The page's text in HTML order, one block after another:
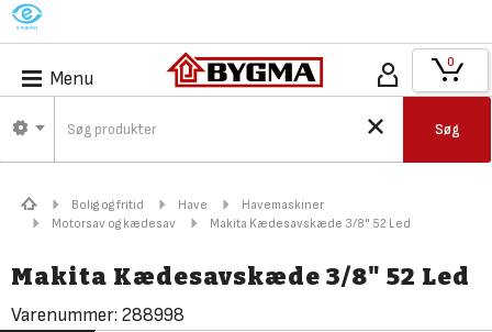
M
Menu
Søg
0
Bolig og fritid Have
Havemaskiner
Motorsav og kædesav
Makita Kædesavskæde 3/8" 52 Led
Makita Kædesavskæde 3/8" 52 Led
Varenummer: 288998